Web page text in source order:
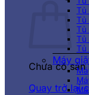
Chưa có
Quay trở lại
Tủ
Tủ
Tủ
Tủ
Tủ
Máy